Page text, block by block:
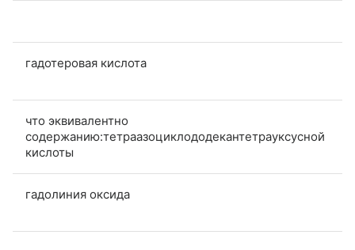
гадотеровая кислота
что эквивалентно
содержанию:тетраазоциклододекантетрауксусной
кислоты
гадолиния оксида